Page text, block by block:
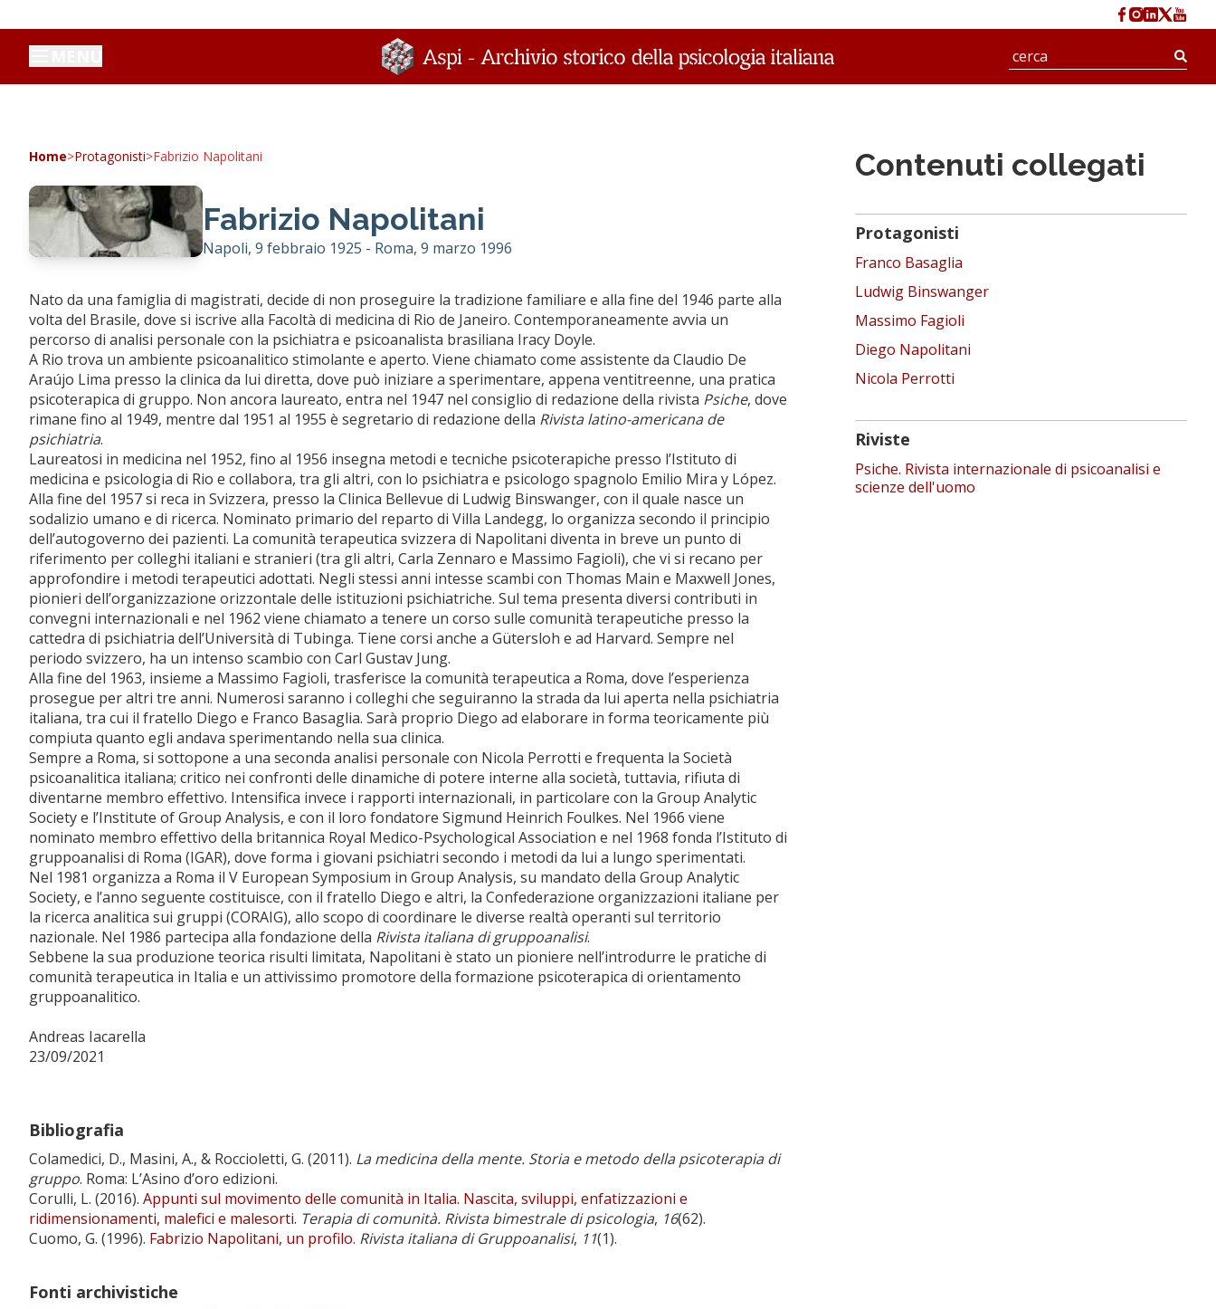
Home>Protagonisti>Fabrizio Napolitani
Fabrizio Napolitani
Napoli, 9 febbraio 1925 - Roma, 9 marzo 1996
Nato da una famiglia di magistrati, decide di non proseguire la tradizione familiare e alla fine del 1946 parte alla
volta del Brasile, dove si iscrive alla Facoltà di medicina di Rio de Janeiro. Contemporaneamente avvia un
percorso di analisi personale con la psichiatra e psicoanalista brasiliana Iracy Doyle.
A Rio trova un ambiente psicoanalitico stimolante e aperto. Viene chiamato come assistente da Claudio De
Araújo Lima presso la clinica da lui diretta, dove può iniziare a sperimentare, appena ventitreenne, una pratica
psicoterapica di gruppo. Non ancora laureato, entra nel 1947 nel consiglio di redazione della rivista Psiche, dove
rimane fino al 1949, mentre dal 1951 al 1955 è segretario di redazione della Rivista latino-americana de
psichiatria.
Laureatosi in medicina nel 1952, fino al 1956 insegna metodi e tecniche psicoterapiche presso l’Istituto di
medicina e psicologia di Rio e collabora, tra gli altri, con lo psichiatra e psicologo spagnolo Emilio Mira y López.
Alla fine del 1957 si reca in Svizzera, presso la Clinica Bellevue di Ludwig Binswanger, con il quale nasce un
sodalizio umano e di ricerca. Nominato primario del reparto di Villa Landegg, lo organizza secondo il principio
dell’autogoverno dei pazienti. La comunità terapeutica svizzera di Napolitani diventa in breve un punto di
riferimento per colleghi italiani e stranieri (tra gli altri, Carla Zennaro e Massimo Fagioli), che vi si recano per
approfondire i metodi terapeutici adottati. Negli stessi anni intesse scambi con Thomas Main e Maxwell Jones,
pionieri dell’organizzazione orizzontale delle istituzioni psichiatriche. Sul tema presenta diversi contributi in
convegni internazionali e nel 1962 viene chiamato a tenere un corso sulle comunità terapeutiche presso la
cattedra di psichiatria dell’Università di Tubinga. Tiene corsi anche a Gütersloh e ad Harvard. Sempre nel
periodo svizzero, ha un intenso scambio con Carl Gustav Jung.
Alla fine del 1963, insieme a Massimo Fagioli, trasferisce la comunità terapeutica a Roma, dove l’esperienza
prosegue per altri tre anni. Numerosi saranno i colleghi che seguiranno la strada da lui aperta nella psichiatria
italiana, tra cui il fratello Diego e Franco Basaglia. Sarà proprio Diego ad elaborare in forma teoricamente più
compiuta quanto egli andava sperimentando nella sua clinica.
Sempre a Roma, si sottopone a una seconda analisi personale con Nicola Perrotti e frequenta la Società
psicoanalitica italiana; critico nei confronti delle dinamiche di potere interne alla società, tuttavia, rifiuta di
diventarne membro effettivo. Intensifica invece i rapporti internazionali, in particolare con la Group Analytic
Society e l’Institute of Group Analysis, e con il loro fondatore Sigmund Heinrich Foulkes. Nel 1966 viene
nominato membro effettivo della britannica Royal Medico-Psychological Association e nel 1968 fonda l’Istituto di
gruppoanalisi di Roma (IGAR), dove forma i giovani psichiatri secondo i metodi da lui a lungo sperimentati.
Nel 1981 organizza a Roma il V European Symposium in Group Analysis, su mandato della Group Analytic
Society, e l’anno seguente costituisce, con il fratello Diego e altri, la Confederazione organizzazioni italiane per
la ricerca analitica sui gruppi (CORAIG), allo scopo di coordinare le diverse realtà operanti sul territorio
nazionale. Nel 1986 partecipa alla fondazione della Rivista italiana di gruppoanalisi.
Sebbene la sua produzione teorica risulti limitata, Napolitani è stato un pioniere nell’introdurre le pratiche di
comunità terapeutica in Italia e un attivissimo promotore della formazione psicoterapica di orientamento
gruppoanalitico.
Andreas Iacarella
23/09/2021
Bibliografia
Colamedici, D., Masini, A., & Roccioletti, G. (2011). La medicina della mente. Storia e metodo della psicoterapia di
gruppo. Roma: L’Asino d’oro edizioni.
Corulli, L. (2016). Appunti sul movimento delle comunità in Italia. Nascita, sviluppi, enfatizzazioni e
ridimensionamenti, malefici e malesorti. Terapia di comunità. Rivista bimestrale di psicologia, 16(62).
Cuomo, G. (1996). Fabrizio Napolitani, un profilo. Rivista italiana di Gruppoanalisi, 11(1).
Fonti archivistiche
Contenuti collegati
Protagonisti
Franco Basaglia
Ludwig Binswanger
Massimo Fagioli
Diego Napolitani
Nicola Perrotti
Riviste
Psiche. Rivista internazionale di psicoanalisi e
scienze dell'uomo